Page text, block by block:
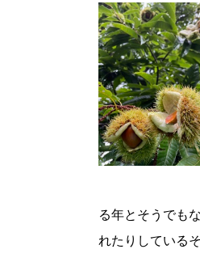
る年とそうでも
れたりしている